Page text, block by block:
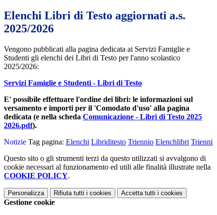
Elenchi Libri di Testo aggiornati a.s.
2025/2026
Vengono pubblicati alla pagina dedicata ai Servizi Famiglie e
Studenti gli elenchi dei Libri di Testo per l'anno scolastico
2025/2026:
Servizi Famiglie e Studenti - Libri di Testo
E' possibile effettuare l'ordine dei libri: le informazioni sul
versamento e importi per il 'Comodato d'uso' alla pagina
dedicata (e nella scheda Comunicazione - Libri di Testo 2025
2026.pdf).
Notizie Tag pagina: Elenchi Libriditesto Triennio Elenchlibri Trienni
Questo sito o gli strumenti terzi da questo utilizzati si avvalgono di
cookie necessari al funzionamento ed utili alle finalità illustrate nella
COOKIE POLICY.
Personalizza Rifiuta tutti i cookies Accetta tutti i cookies
Gestione cookie